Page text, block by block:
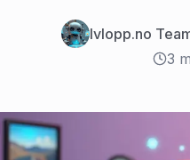
lvlopp.no
3